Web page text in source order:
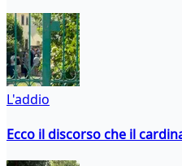
L'addio
Ecco il discorso che il